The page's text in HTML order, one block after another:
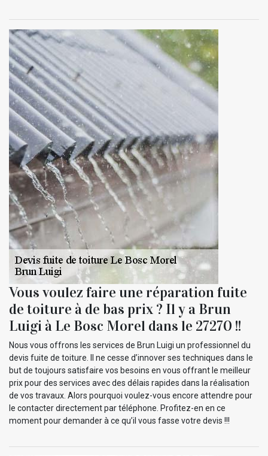
Vous voulez faire une réparation fuite
de toiture à de bas prix ? Il y a Brun
Luigi à Le Bosc Morel dans le 27270 !!
Nous vous offrons les services de Brun Luigi un professionnel du
devis fuite de toiture. Il ne cesse d’innover ses techniques dans le
but de toujours satisfaire vos besoins en vous offrant le meilleur
prix pour des services avec des délais rapides dans la réalisation
de vos travaux. Alors pourquoi voulez-vous encore attendre pour
le contacter directement par téléphone. Profitez-en en ce
moment pour demander à ce qu’il vous fasse votre devis !!!